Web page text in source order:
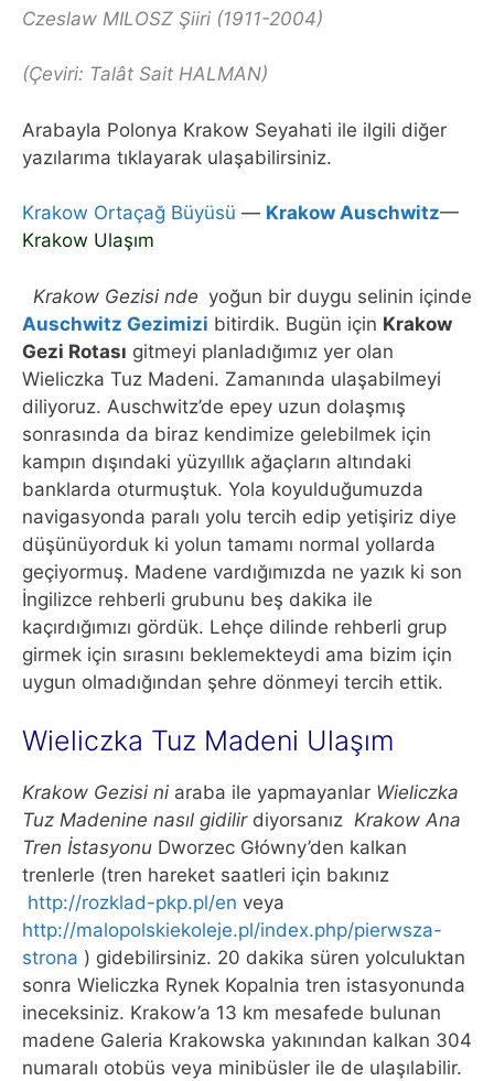
Czeslaw MILOSZ Şiiri (1911-2004)
(Çeviri: Talât Sait HALMAN)
Arabayla Polonya Krakow Seyahati ile ilgili diğer
yazılarıma tıklayarak ulaşabilirsiniz.
Krakow Ortaçağ Büyüsü — Krakow Auschwitz—
Krakow Ulaşım
Krakow Gezisi nde yoğun bir duygu selinin içinde
Auschwitz Gezimizi bitirdik. Bugün için Krakow
Gezi Rotası gitmeyi planladığımız yer olan
Wieliczka Tuz Madeni. Zamanında ulaşabilmeyi
diliyoruz. Auschwitz’de epey uzun dolaşmış
sonrasında da biraz kendimize gelebilmek için
kampın dışındaki yüzyıllık ağaçların altındaki
banklarda oturmuştuk. Yola koyulduğumuzda
navigasyonda paralı yolu tercih edip yetişiriz diye
düşünüyorduk ki yolun tamamı normal yollarda
geçiyormuş. Madene vardığımızda ne yazık ki son
İngilizce rehberli grubunu beş dakika ile
kaçırdığımızı gördük. Lehçe dilinde rehberli grup
girmek için sırasını beklemekteydi ama bizim için
uygun olmadığından şehre dönmeyi tercih ettik.
Wieliczka Tuz Madeni Ulaşım
Krakow Gezisi ni araba ile yapmayanlar Wieliczka
Tuz Madenine nasıl gidilirdiyorsanız Krakow Ana
Tren İstasyonu Dworzec Główny’den kalkan
trenlerle (tren hareket saatleri için bakınız
http://rozklad-pkp.pl/en veya
http://malopolskiekoleje.pl/index.php/pierwsza-
strona ) gidebilirsiniz. 20 dakika süren yolculuktan
sonra Wieliczka Rynek Kopalnia tren istasyonunda
ineceksiniz. Krakow’a 13 km mesafede bulunan
madene Galeria Krakowska yakınından kalkan 304
numaralı otobüs veya minibüsler ile de ulaşılabilir.